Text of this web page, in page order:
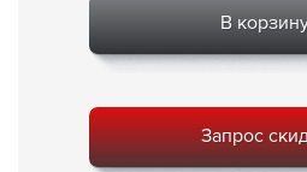
В
Запрос